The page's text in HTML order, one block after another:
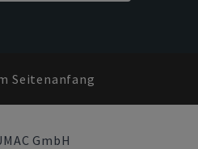
Seitenanfang
GmbH